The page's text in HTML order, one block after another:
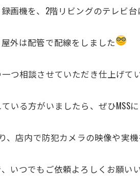
画機を、2階リビングのテレビ
外は配管で配線をしました
つ相談させていただき仕上げて
いる方がいましたら、ぜひMSSに
、店内で防犯カメラの映像や実機
いつでもご依頼よろしくお願いい